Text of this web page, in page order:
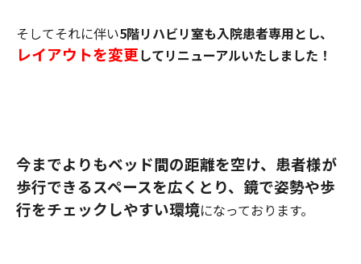
そしてそれに伴い5階リハビリ室も入院患者専用とし、
レイアウトを変更してリニューアルいたしました！
今までよりもベッド間の距離を空け、患者様が
歩行できるスペースを広くとり、鏡で姿勢や歩
行をチェックしやすい環境になっております。